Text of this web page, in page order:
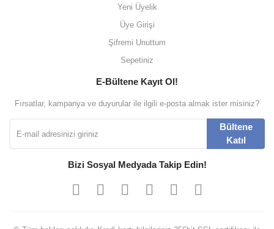
Yeni Üyelik
Üye Girişi
Şifremi Unuttum
Sepetiniz
E-Bültene Kayıt Ol!
Fırsatlar, kampanya ve duyurular ile ilgili e-posta almak ister misiniz?
Bültene
Katıl
Bizi Sosyal Medyada Takip Edin!